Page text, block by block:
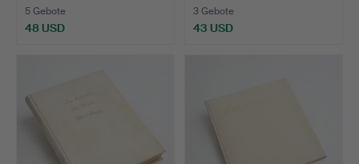
5 Gebote
48 USD
3 Gebote
43 USD